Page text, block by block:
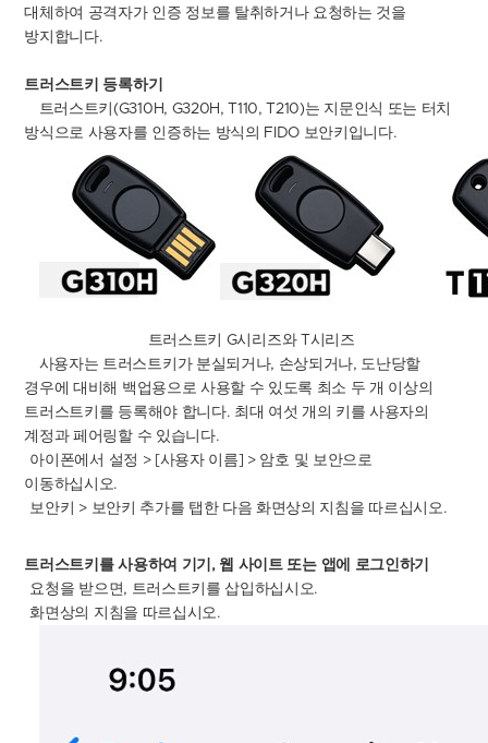
대체하여 공격자가 인증 정보를 탈취하거나 요청하는 것을
방지합니다.
트러스트키
등록하기
트러스트키 (G310H, G320H, T110, T210)는 지문인식 또는 터치
방식으로 사용자를 인증하는 방식의
FIDO 보안키입니다.
트러스트키 G시리즈와
시리즈
사용자는 트러스트키가 분실되거나, 손상되거나, 도난당할
경우에 대비해 백업용으로 사용할 수 있도록 최소 두 개 이상의
트러스트키를 등록해야 합니다. 최대 여섯 개의 키를 사용자의
계정과 페어링할 수 있습니다.
아이폰에서 설정 > [ 사용자 이름 ] > 암호 및 보안으로
이동하십시오.
보안키 > 보안키 추가를 탭한 다음 화면상의 지침을 따르십시오.
트러스트키를 사용하여 기기 , 웹 사이트 또는 앱에
로그인하기
요청을 받으면, 트러스트키를 삽입하십시오.
화면상의 지침을 따르십시오.